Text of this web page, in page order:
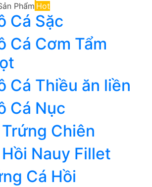
Phẩm Hot
Cá Sặc
Cá Cơm Tẩm
Cá Thiều ăn liền
Cá Nục
Chiên
Nauy Fillet
Cá Hồi